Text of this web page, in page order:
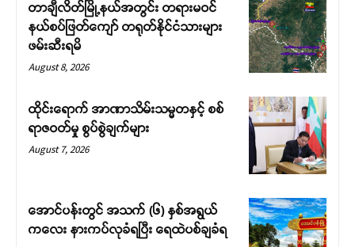
တာချီလိတ်မြို့နယ်အတွင်း တရားမဝင်
နယ်စပ်ဖြတ်ကျော် တရုတ်နိုင်ငံသားများ
ဖမ်းဆီးရမိ
August 8, 2026
ထိုင်းရောက် အာဏာသိမ်းသမ္မတနှင့် စစ်
ရာဇဝတ်မှု စွပ်စွဲချက်များ
August 7, 2026
အောင်ပန်းတွင် အသက် (၆) နှစ်အရွယ်
ကလေး နားကပ်လုခံရပြီး ရေထဲပစ်ချခံရ